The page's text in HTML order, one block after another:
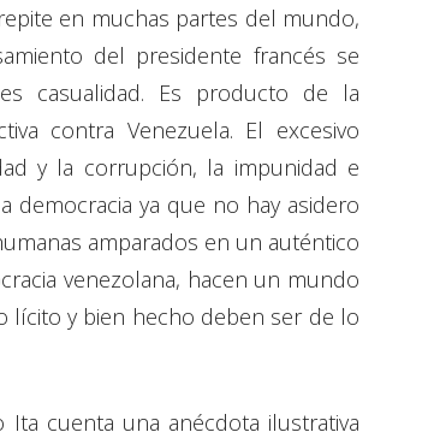
en muchas partes del mundo,
del presidente francés se
casualidad. Es producto de la
contra Venezuela. El excesivo
y la corrupción, la impunidad e
democracia ya que no hay asidero
amparados en un auténtico
venezolana, hacen un mundo
lícito y bien hecho deben ser de lo
Ita cuenta una anécdota ilustrativa